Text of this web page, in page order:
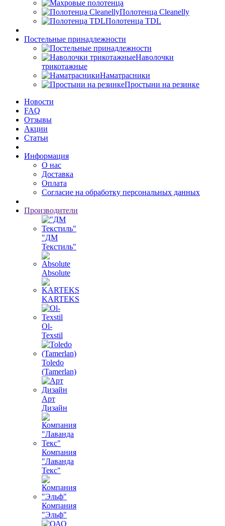
Полотенца Cleanelly
Полотенца TDL
Постельные принадлежности
Наволочки
трикотажные
Наматрасники
Простыни на резинке
Новости
FAQ
Отзывы
Акции
Статьи
Информация
О нас
Доставка
Оплата
Согласие на обработку персональных данных
Производители
"ДМ
Текстиль"
Absolute
KARTEKS
Ol-
Texstil
Toledo
(Tamerlan)
Арт
Дизайн
Компания
"Лаванда
Текс"
Компания
"Эльф"